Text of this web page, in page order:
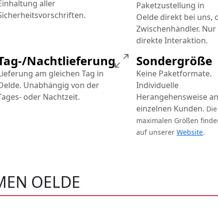
aller
Nachtlieferung
am gleichen Tag in
Unabhängig von der
oder Nachtzeit.
Paketzustellung in
Oelde direkt bei uns,
Zwischenhändler. Nur
direkte Interaktion.
Sondergröße
Keine Paketformate.
Individuelle
Herangehensweise
einzelnen Kunden. Die
maximalen Größen
auf unserer Website.
OELDE